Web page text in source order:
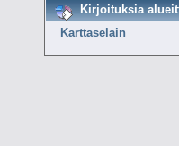
Kirjoituksia
Karttaselain